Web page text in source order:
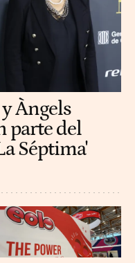
Àngels
parte del
Séptima'